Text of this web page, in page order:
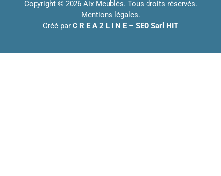
Copyright © 2026 Aix Meublés. Tous droits réservés.
Mentions légales.
Créé par C R E A 2 L I N E – SEO Sarl HIT